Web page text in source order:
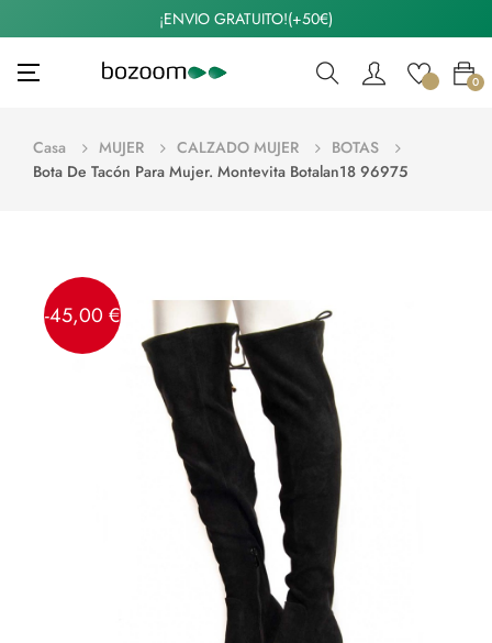
¡ENVIO GRATUITO!(+50€)
Navegación
☰ 0
Casa MUJER CALZADO MUJER
BOTAS
Bota De Tacón Para Mujer. Montevita Botalan18 96975
-45,00 €